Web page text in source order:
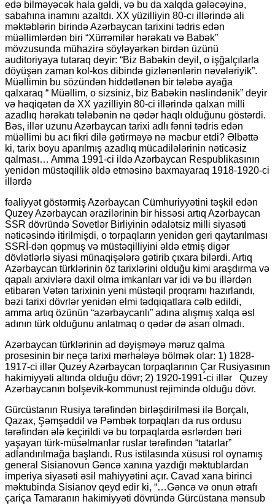
edə bilməyəcək hala gəldi, və bu da xalqda gələcəyinə,
sabahına inamını azaltdı. XX yüzilliyin 80-cı illərində ali
məktəblərin birində Azərbaycan tarixini tədris edən
müəllimlərdən biri “Xürrəmilər hərəkatı və Babək”
mövzusunda mühazirə söyləyərkən birdən üzünü
auditoriyaya tutaraq deyir: “Biz Babəkin deyil, o işğalçılarla
döyüşən zaman kol-kos dibində gizlənənlərin nəvələriyik”.
Müəllimin bu sözündən hiddətlənən bir tələbə ayağa
qalxaraq “ Müəllim, o sizsiniz, biz Babəkin nəslindənik” deyir
və həqiqətən də XX yazilliyin 80-ci illərində qalxan milli
azadlıq hərəkatı tələbənin nə qədər haqlı olduğunu göstərdi.
Bəs, illər uzunu Azərbaycan tarixi adlı fənni tədris edən
müəllimi bu acı fikri dilə gətirməyə nə məcbur etdi? Əlbəttə
ki, tarix boyu aparılmış azadlıq mücadilələrinin nəticəsiz
qalması… Amma 1991-ci ildə Azərbaycan Respublikasının
yenidən müstəqillik əldə etməsinə baxmayaraq 1918-1920-ci
illərdə
fəaliyyət göstərmiş Azərbaycan Cümhuriyyətini təşkil edən
Quzey Azərbaycan ərazilərinin bir hissəsi artıq Azərbaycan
SSR dövründə Sovetlər Birliyinin ədalətsiz milli siyasəti
nəticəsində itirilmişdi, o torpaqların yenidən geri qaytarılması
SSRİ-dən qopmuş və müstəqilliyini əldə etmiş digər
dövlətlərlə siyasi münaqişələrə gətirib çıxara bilərdi. Artıq
Azərbaycan türklərinin öz tarixlərini olduğu kimi araşdırma və
qapalı arxivlərə daxil olma imkanları var idi və bu illərdən
etibarən Vətən tarixinin yeni müstəqil proqramı hazırlandı,
bəzi tarixi dövrlər yenidən elmi tədqiqatlara cəlb edildi,
amma artıq özünün “azərbaycanlı” adına alışmış xalqa əsl
adının türk olduğunu anlatmaq o qədər də asan olmadı.
Azərbaycan türklərinin ad dəyişməyə məruz qalma
prosesinin bir neçə tarixi mərhələyə bölmək olar: 1) 1828-
1917-ci illər Quzey Azərbaycan torpaqlarının Çar Rusiyasının
hakimiyyəti altında olduğu dövr; 2) 1920-1991-ci illər Quzey
Azərbaycanın bolşevik-kommunust rejimində olduğu dövr.
Gürcüstanın Rusiya tərəfindən birləşdirilməsi ilə Borçalı,
Qazax, Şəmşəddil və Pəmbək torpaqları da rus ordusu
tərəfindən ələ keçirildi və bu torpaqlarda əsrlərdən bəri
yaşayan türk-müsəlmanlar ruslar tərəfindən “tatarlar”
adlandırılmağa başlandı. Rus istilasında xüsusi rol oynamış
general Sisianovun Gəncə xanına yazdığı məktublardan
imperiya siyasəti əsil mahiyyətini açır. Cavad xana birinci
məktubinda Sisianov qeyd edir ki, “…Gəncə və onun ətrafı
çariça Tamaranın hakimiyyəti dövründə Gürcüstana mənsub